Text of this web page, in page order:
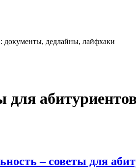
документы, дедлайны, лайфхаки
для
– советы для